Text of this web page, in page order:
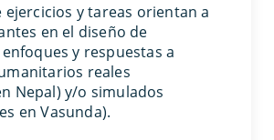
ejercicios y tareas orientan a
en el diseño de
y respuestas a
reales
Nepal) y/o simulados
en Vasunda).